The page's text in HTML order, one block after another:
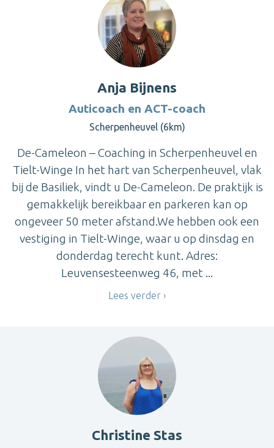
Anja Bijnens
Auticoach en ACT-coach
Scherpenheuvel (6km)
De-Cameleon – Coaching in Scherpenheuvel en
Tielt-Winge In het hart van Scherpenheuvel, vlak
bij de Basiliek, vindt u De-Cameleon. De praktijk is
gemakkelijk bereikbaar en parkeren kan op
ongeveer 50 meter afstand.We hebben ook een
vestiging in Tielt-Winge, waar u op dinsdag en
donderdag terecht kunt. Adres:
Leuvensesteenweg 46, met ...
Lees verder
Christine Stas